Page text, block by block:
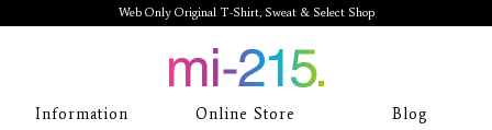
Web Only Original T-Shirt, Sweat & Select Shop
mi-215. Web Only Original T-Shirt,
Information Online Store Blog